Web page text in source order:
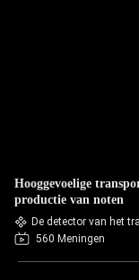
Hooggevoelige
productie van noten
De detector van het
560 Meningen